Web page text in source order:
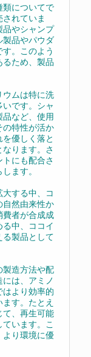
類についてで
れていま
やシャンプ
製品やパウダ
。このよう
ため、製品
ウムは特に洗
です。シャ
など、使用
特性が活か
優しく落と
ります。さ
にも配合さ
ます。
する中、コ
自然由来性か
費者が合成成
中、ココイ
製品として
製造方法や配
は、アミノ
より効率的
す。たとえ
て、再生可能
います。こ
り環境に優